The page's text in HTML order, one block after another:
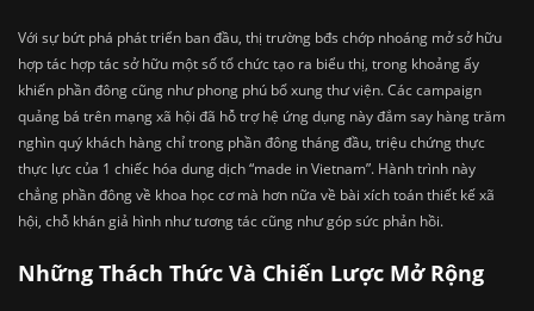
Với sự bứt phá phát triển ban đầu, thị trường bđs chớp nhoáng mở sở hữu
hợp tác hợp tác sở hữu một số tổ chức tạo ra biểu thị, trong khoảng ấy
khiến phần đông cũng như phong phú bổ xung thư viện. Các campaign
quảng bá trên mạng xã hội đã hỗ trợ hệ ứng dụng này đắm say hàng trăm
nghìn quý khách hàng chỉ trong phần đông tháng đầu, triệu chứng thực
thực lực của 1 chiếc hóa dung dịch “made in Vietnam”. Hành trình này
chẳng phần đông về khoa học cơ mà hơn nữa về bài xích toán thiết kế xã
hội, chỗ khán giả hình như tương tác cũng như góp sức phản hồi.
Những Thách Thức Và Chiến Lược Mở Rộng